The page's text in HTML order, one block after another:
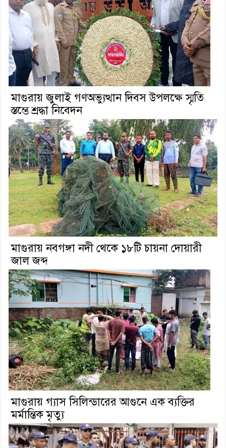
মাগুরায় জুলাই গণঅভ্যুত্থান দিবস উপলক্ষে স্মৃতি
স্তম্ভে শ্রদ্ধা নিবেদন
মাগুরায় নবগঙ্গা নদী থেকে ১৮টি চায়না দোয়ারী
জাল জব্দ
মাগুরায় গ্যাস সিলিন্ডারের আগুনে এক ব্যক্তির
মর্মান্তিক মৃত্যু